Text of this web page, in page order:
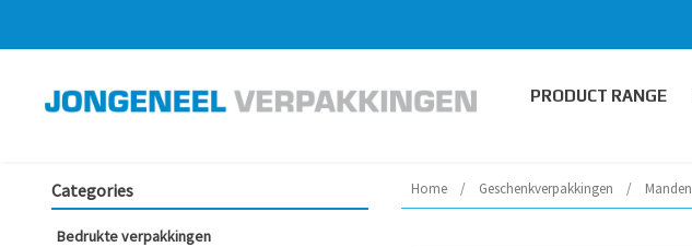
PRODUCT RANGE
Categories
Bedrukte verpakkingen
Home / Geschenkverpakkingen / Manden